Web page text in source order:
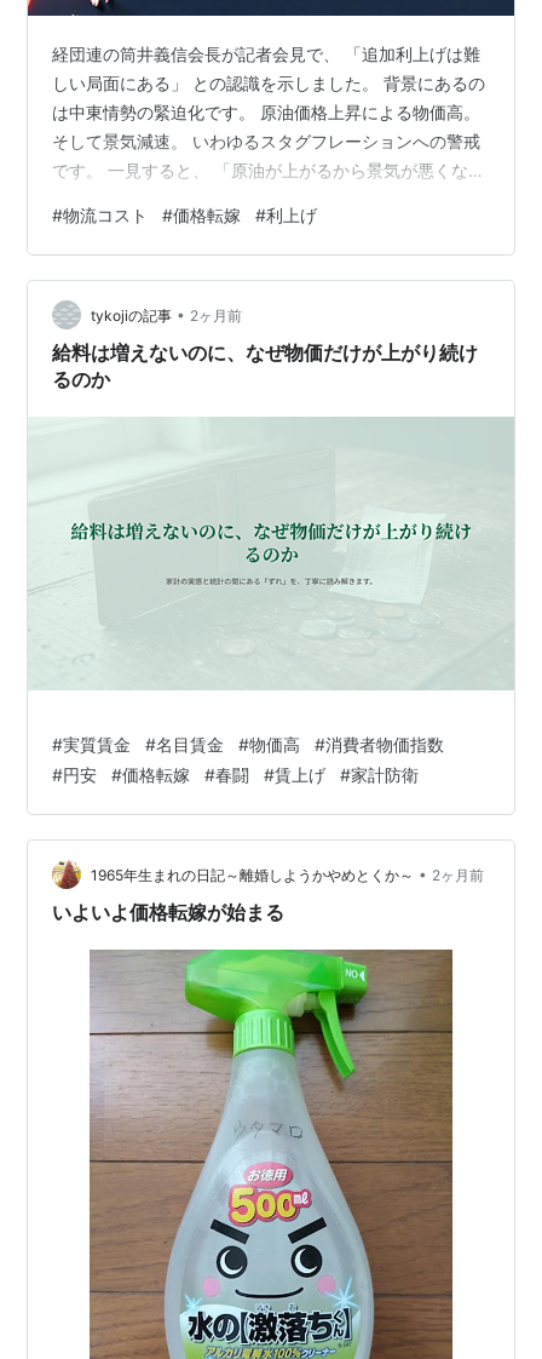
経団連の筒井義信会長が記者会見で、 「追加利上げは難
しい局面にある」 との認識を示しました。 背景にあるの
は中東情勢の緊迫化です。 原油価格上昇による物価高。
そして景気減速。 いわゆるスタグフレーションへの警戒
です。 一見すると、 「原油が上がるから景気が悪くな
と、 少し違う景色が見えています。 問題は原油ではあり
ません。 問題は、 原油高を価格転嫁できない日本の構造
そのものです。 ■ 原油価格は物流コストそのものである
物流は燃料で動きます。 トラック フォークリフト 冷凍
機 船舶 航空貨物 すべてエネルギー消費産業です。 つま
り原油高は…
#物流コスト #価格転嫁 #利上げ
tykojiの記事 • 2ヶ月前
給料は増えないのに、なぜ物価だけが上がり続け
るのか
#実質賃金 #名目賃金 #物価高 #消費者物価指数
#円安 #価格転嫁 #春闘 #賃上げ #家計防衛
1965年生まれの日記～離婚しようかやめとくか～ • 2ヶ月前
いよいよ価格転嫁が始まる